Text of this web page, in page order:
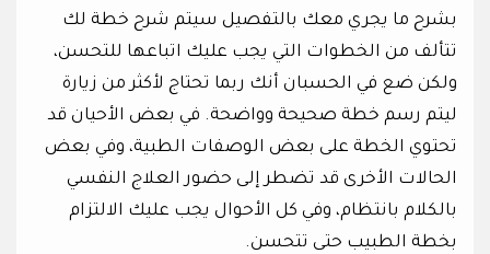
بشرح ما يجري معك بالتفصيل سيتم شرح خطة لك
تتألف من الخطوات التي يجب عليك اتباعها للتحسن،
ولكن ضع في الحسبان أنك ربما تحتاج لأكثر من زيارة
ليتم رسم خطة صحيحة وواضحة. في بعض الأحيان قد
تحتوي الخطة على بعض الوصفات الطبية، وفي بعض
الحالات الأخرى قد تضطر إلى حضور العلاج النفسي
بالكلام بانتظام، وفي كل الأحوال يجب عليك الالتزام
بخطة الطبيب حتى تتحسن.